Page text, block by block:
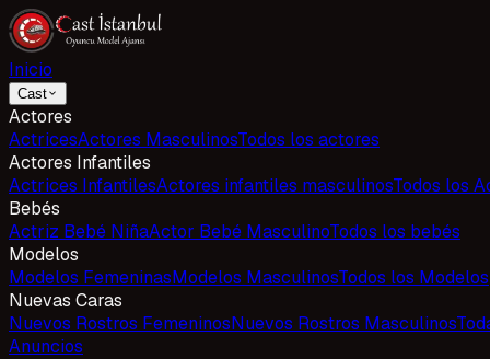
Inicio
Cast
Actores
ActricesActores MasculinosTodos los actores
Actores Infantiles
Actrices InfantilesActores infantiles masculinosTodos los
Bebés
Actriz Bebé NiñaActor Bebé MasculinoTodos los bebés
Modelos
Modelos FemeninasModelos MasculinosTodos los Modelos
Nuevas Caras
Nuevos Rostros FemeninosNuevos Rostros Masculinos
Anuncios